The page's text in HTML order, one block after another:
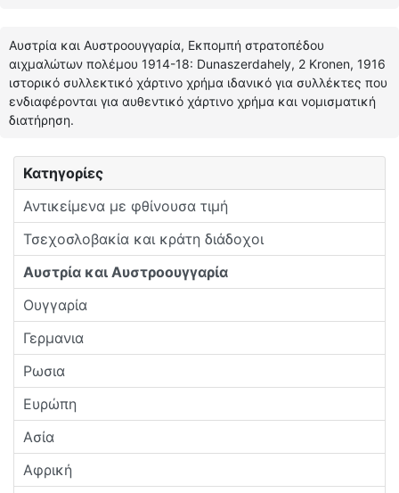
Κατηγορίες
Αντικείμενα με φθίνουσα τιμή
Τσεχοσλοβακία και κράτη διάδοχοι
Αυστρία και Αυστροουγγαρία
Ουγγαρία
Γερμανια
Ρωσια
Ευρώπη
Ασία
Αφρική
Αυστρία και Αυστροουγγαρία, Εκπομπή στρατοπέδου
αιχμαλώτων πολέμου 1914-18: Dunaszerdahely, 2 Kronen, 1916
ιστορικό συλλεκτικό χάρτινο χρήμα ιδανικό για συλλέκτες που
ενδιαφέρονται για αυθεντικό χάρτινο χρήμα και νομισματική
διατήρηση.